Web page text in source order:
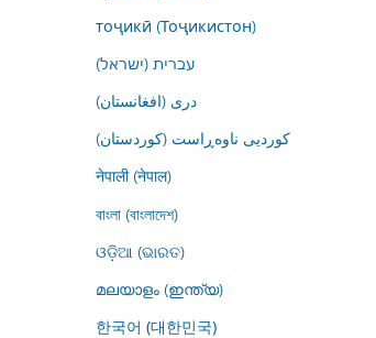
тоҷикӣ (Тоҷикистон)
עברית (ישראל)
درى (افغانستان)
کوردیی ناوەڕاست (کوردستان)
नेपाली (नेपाल)
বাংলা (বাংলাদেশ)
ଓଡ଼ିଆ (ଭାରତ)
മലയാളം (ഇന്ത്യ)
한국어 (대한민국)